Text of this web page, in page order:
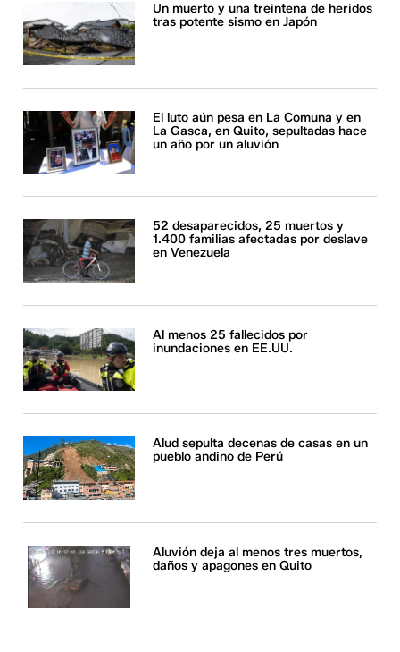
Un muerto y una treintena de heridos
tras potente sismo en Japón
El luto aún pesa en La Comuna y en
La Gasca, en Quito, sepultadas hace
un año por un aluvión
52 desaparecidos, 25 muertos y
1.400 familias afectadas por deslave
en Venezuela
Al menos 25 fallecidos por
inundaciones en EE.UU.
Alud sepulta decenas de casas en un
pueblo andino de Perú
Aluvión deja al menos tres muertos,
daños y apagones en Quito